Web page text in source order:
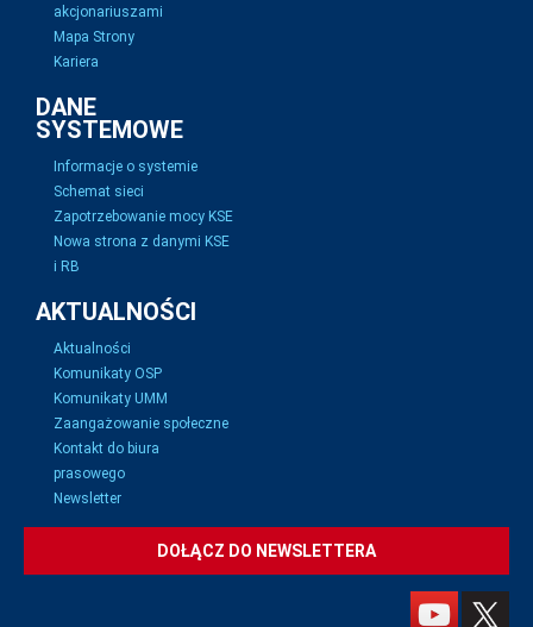
akcjonariuszami
Mapa Strony
Kariera
DANE
SYSTEMOWE
Informacje o systemie
Schemat sieci
Zapotrzebowanie mocy KSE
Nowa strona z danymi KSE
i RB
AKTUALNOŚCI
Aktualności
Komunikaty OSP
Komunikaty UMM
Zaangażowanie społeczne
Kontakt do biura
prasowego
Newsletter
DOŁĄCZ DO NEWSLETTERA